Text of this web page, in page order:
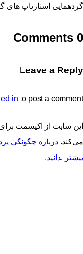
گردهمایی استارتاپ های
0 Comments
Leave a Reply
in to post a comment.
این سایت از اکیسمت
می‌کند. درباره چگونگی
بیشتر بدانید.